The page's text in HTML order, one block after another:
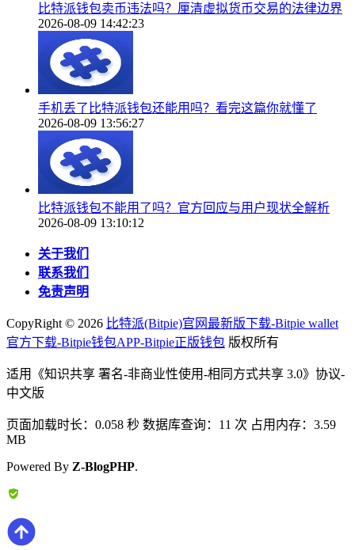
比特派钱包卖币违法吗？厘清虚拟货币交易的法律边界
2026-08-09 14:42:23
手机丢了比特派钱包还能用吗？看完这篇你就懂了
2026-08-09 13:56:27
比特派钱包不能用了吗？官方回应与用户现状全解析
2026-08-09 13:10:12
关于我们
联系我们
免责声明
CopyRight © 2026 比特派(Bitpie)官网最新版下载-Bitpie wallet
官方下载-Bitpie钱包APP-Bitpie正版钱包 版权所有
适用《知识共享 署名-非商业性使用-相同方式共享 3.0》协议-
中文版
页面加载时长：0.058 秒 数据库查询：11 次 占用内存：3.59
MB
Powered By Z-BlogPHP.